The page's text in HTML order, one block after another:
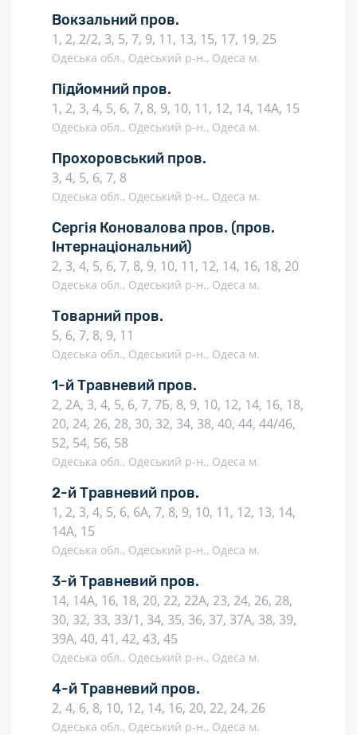
Вокзальний пров.
1, 2, 2/2, 3, 5, 7, 9, 11, 13, 15, 17, 19, 25
Одеська обл., Одеський р-н., Одеса м.
Підйомний пров.
1, 2, 3, 4, 5, 6, 7, 8, 9, 10, 11, 12, 14, 14А, 15
Одеська обл., Одеський р-н., Одеса м.
Прохоровський пров.
3, 4, 5, 6, 7, 8
Одеська обл., Одеський р-н., Одеса м.
Сергія Коновалова пров. (пров.
Інтернаціональний)
2, 3, 4, 5, 6, 7, 8, 9, 10, 11, 12, 14, 16, 18, 20
Одеська обл., Одеський р-н., Одеса м.
Товарний пров.
5, 6, 7, 8, 9, 11
Одеська обл., Одеський р-н., Одеса м.
1-й Травневий пров.
2, 2А, 3, 4, 5, 6, 7, 7Б, 8, 9, 10, 12, 14, 16, 18,
20, 24, 26, 28, 30, 32, 34, 38, 40, 44, 44/46,
52, 54, 56, 58
Одеська обл., Одеський р-н., Одеса м.
2-й Травневий пров.
1, 2, 3, 4, 5, 6, 6А, 7, 8, 9, 10, 11, 12, 13, 14,
14А, 15
Одеська обл., Одеський р-н., Одеса м.
3-й Травневий пров.
14, 14А, 16, 18, 20, 22, 22А, 23, 24, 26, 28,
30, 32, 33, 33/1, 34, 35, 36, 37, 37А, 38, 39,
39А, 40, 41, 42, 43, 45
Одеська обл., Одеський р-н., Одеса м.
4-й Травневий пров.
2, 4, 6, 8, 10, 12, 14, 16, 20, 22, 24, 26
Одеська обл., Одеський р-н., Одеса м.